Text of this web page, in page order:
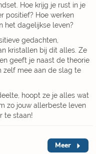
Hoe krijg je rust in je
positief? Hoe werken
het dagelijkse leven?
gedachten,
kristallen bij dit alles. Ze
geeft je naast de theorie
zelf mee aan de slag te
hoopt ze je alles wat
zo jouw allerbeste leven
te staan!
Meer